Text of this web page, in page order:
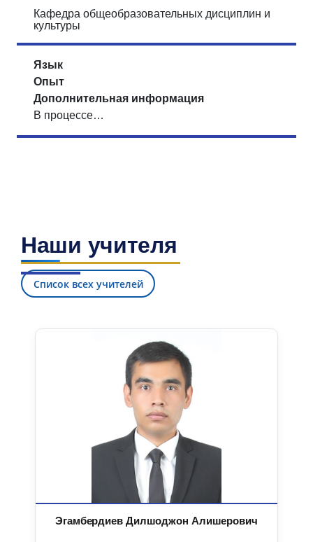
Кафедра общеобразовательных дисциплин и
культуры
Язык
Опыт
Дополнительная информация
В процессе…
Наши учителя
Список всех учителей
Эгамбердиев Дилшоджон Алишерович